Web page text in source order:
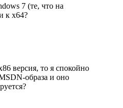
7 (те, что на
к х64?
версия, то я спокойно
образа и оно